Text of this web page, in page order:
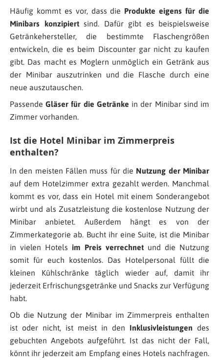
Häufig kommt es vor, dass die Produkte eigens für die
Minibars konzipiertsind. Dafür gibt es beispielsweise
Getränkehersteller, die bestimmte Flaschengrößen
entwickeln, die es beim Discounter gar nicht zu kaufen
gibt. Das macht es Moglern unmöglich ein Getränk aus
der Minibar auszutrinken und die Flasche durch eine
neue auszutauschen.
PassendeGläser für die Getränke in der Minibar sind im
Zimmer vorhanden.
Ist die Hotel Minibar im Zimmerpreis
enthalten?
In den meisten Fällen muss für die Nutzung der Minibar
auf dem Hotelzimmer extra gezahlt werden. Manchmal
kommt es vor, dass ein Hotel mit einem Sonderangebot
wirbt und als Zusatzleistung die kostenlose Nutzung der
Minibar anbietet. Außerdem hängt es von der
Zimmerkategorie ab. Bucht ihr eine Suite, ist die Minibar
in vielen Hotels im Preis verrechnet und die Nutzung
somit für euch kostenlos. Das Hotelpersonal füllt die
kleinen Kühlschränke täglich wieder auf, damit ihr
jederzeit Erfrischungsgetränke und Snacks zur Verfügung
habt.
Ob die Nutzung der Minibar im Zimmerpreis enthalten
ist oder nicht, ist meist in den Inklusivleistungen des
gebuchten Angebots aufgeführt. Ist das nicht der Fall,
könnt ihr jederzeit am Empfang eines Hotels nachfragen.